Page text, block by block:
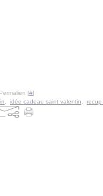
[#]
idée cadeau saint valentin recup